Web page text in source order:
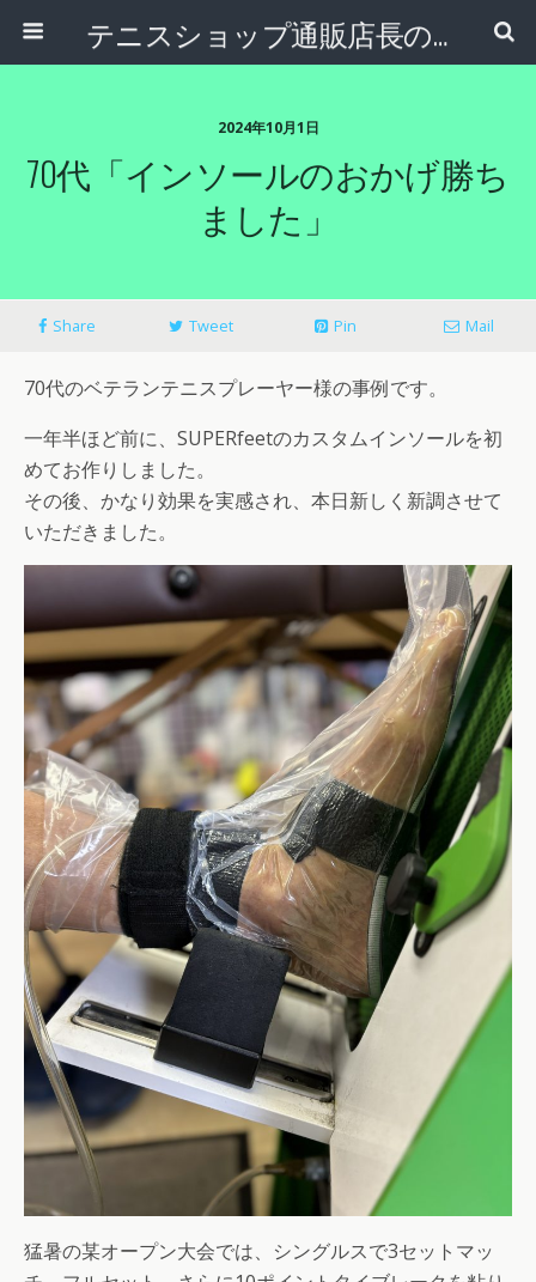
テニスショップ通販店長のブログ＠テニスショップLAFINO 西山克久
2024年10月1日
70代「インソールのおかげ勝ち
ました」
Share Tweet Pin Mail
70代のベテランテニスプレーヤー様の事例です。
一年半ほど前に、SUPERfeetのカスタムインソールを初
めてお作りしました。
その後、かなり効果を実感され、本日新しく新調させて
いただきました。
猛暑の某オープン大会では、シングルスで3セットマッ